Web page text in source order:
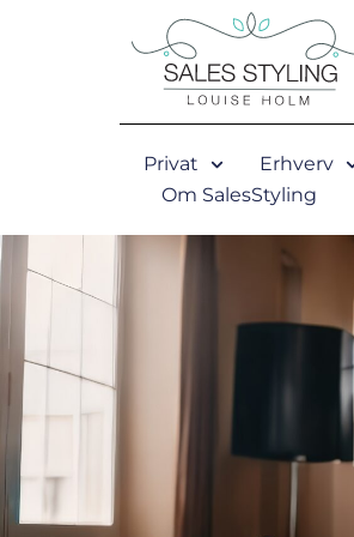
Privat Erhverv
Om SalesStyling